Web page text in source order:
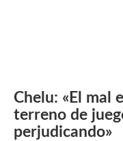
Chelu: «El mal
terreno de
perjudicando»